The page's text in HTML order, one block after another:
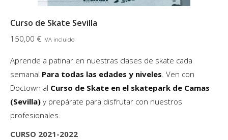
producto
Curso de Skate Sevilla
150,00 € IVA incluido
Aprende a patinar en nuestras clases de skate cada
semana! Para todas las edades y niveles. Ven con
Doctown al Curso de Skate en el skatepark de Camas
(Sevilla) y prepárate para disfrutar con nuestros
profesionales.
CURSO 2021-2022